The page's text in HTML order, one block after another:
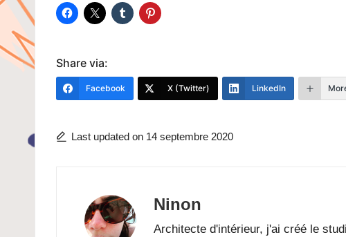
Share via:
Facebook X (Twitter) LinkedIn
Last updated on 14 septembre 2020
Ninon
Architecte d'intérieur, j'ai créé le